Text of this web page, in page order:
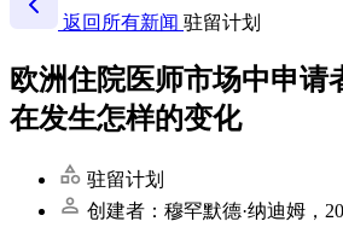
返回所有新闻 驻留计划
欧洲住院医师市场中申请
在发生怎样的变化
驻留计划
创建者：穆罕默德·纳迪姆，